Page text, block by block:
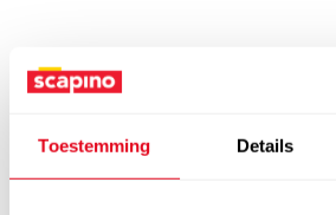
Toestemming Details